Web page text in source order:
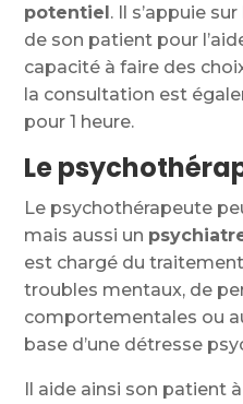
potentiel. Il s’appuie
de son patient pour
capacité à faire des
la consultation est
pour 1 heure.
Le
Le psychothérapeute
mais aussi un
est chargé du
troubles mentaux, de
comportementales ou
base d’une détresse
Il aide ainsi son patient